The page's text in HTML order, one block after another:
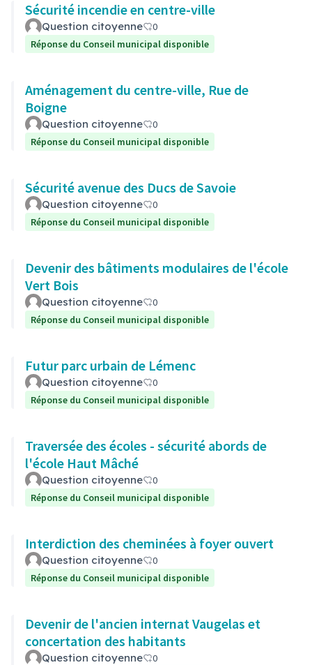
Sécurité incendie en centre-ville
Question citoyenne
0
Réponse du Conseil municipal disponible
Aménagement du centre-ville, Rue de
Boigne
Question citoyenne
0
Réponse du Conseil municipal disponible
Sécurité avenue des Ducs de Savoie
Question citoyenne
0
Réponse du Conseil municipal disponible
Devenir des bâtiments modulaires de l'école
Vert Bois
Question citoyenne
0
Réponse du Conseil municipal disponible
Futur parc urbain de Lémenc
Question citoyenne
0
Réponse du Conseil municipal disponible
Traversée des écoles - sécurité abords de
l'école Haut Mâché
Question citoyenne
0
Réponse du Conseil municipal disponible
Interdiction des cheminées à foyer ouvert
Question citoyenne
0
Réponse du Conseil municipal disponible
Devenir de l'ancien internat Vaugelas et
concertation des habitants
Question citoyenne
0